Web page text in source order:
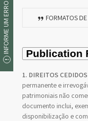
FORMATOS
1. DIREITOS CEDIDOS
permanente e
patrimoniais não
documento inclui,
disponibilização e
INFORME UM ERRO